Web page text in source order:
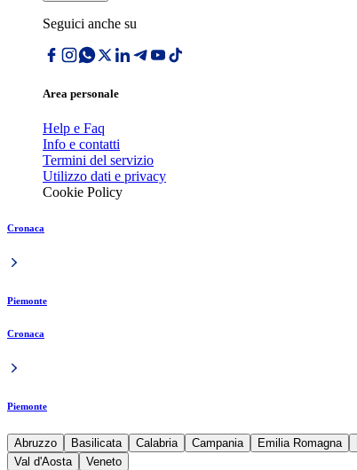
Seguici anche su
Area personale
Help e Faq
Info e contatti
Termini del servizio
Utilizzo dati e privacy
Cookie Policy
Cronaca
Piemonte
Cronaca
Piemonte
Abruzzo Basilicata Calabria Campania Emilia Romagna
Val d'Aosta
Veneto